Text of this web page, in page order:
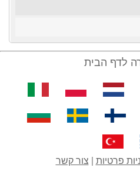
לדף הבית
פרטיות| צור קשר